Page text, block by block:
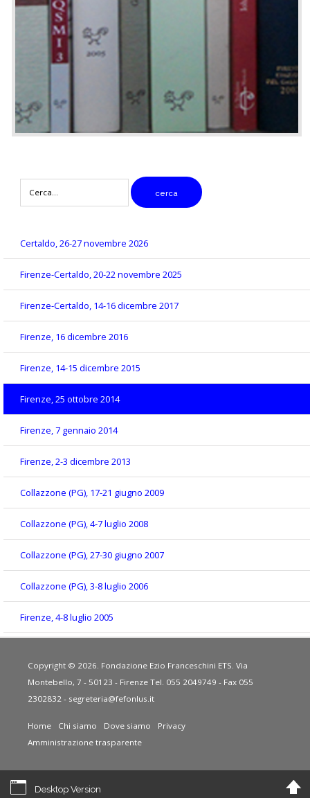
cercare
cerca
Certaldo, 26-27 novembre 2026
Firenze-Certaldo, 20-22 novembre 2025
Firenze-Certaldo, 14-16 dicembre 2017
Firenze, 16 dicembre 2016
Firenze, 14-15 dicembre 2015
Firenze, 25 ottobre 2014
Firenze, 7 gennaio 2014
Firenze, 2-3 dicembre 2013
Collazzone (PG), 17-21 giugno 2009
Collazzone (PG), 4-7 luglio 2008
Collazzone (PG), 27-30 giugno 2007
Collazzone (PG), 3-8 luglio 2006
Firenze, 4-8 luglio 2005
Copyright © 2026. Fondazione Ezio Franceschini ETS. Via
Montebello, 7 - 50123 - Firenze Tel. 055 2049749 - Fax 055
2302832 - segreteria@fefonlus.it
Home Chi siamo Dove siamo
Privacy
Amministrazione trasparente
Desktop Version